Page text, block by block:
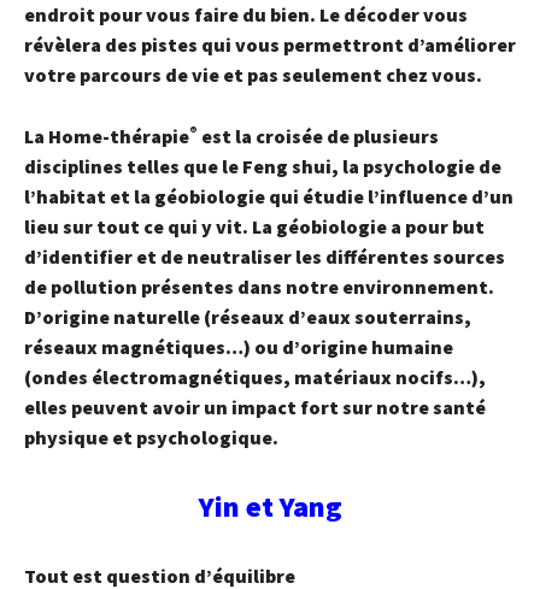
endroit pour vous faire du bien. Le décoder vous
révèlera des pistes qui vous permettront d’améliorer
votre parcours de vie et pas seulement chez vous.
La Home-thérapie® est la croisée de plusieurs
disciplines telles que le Feng shui, la psychologie de
l’habitat et la géobiologie qui étudie l’influence d’un
lieu sur tout ce qui y vit. La géobiologie a pour but
d’identifier et de neutraliser les différentes sources
de pollution présentes dans notre environnement.
D’origine naturelle (réseaux d’eaux souterrains,
réseaux magnétiques…) ou d’origine humaine
(ondes électromagnétiques, matériaux nocifs…),
elles peuvent avoir un impact fort sur notre santé
physique et psychologique.
Yin et Yang
Tout est question d’équilibre